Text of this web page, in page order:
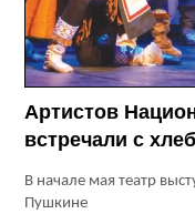
Артистов
встречали с
В начале мая театр
Пушкине